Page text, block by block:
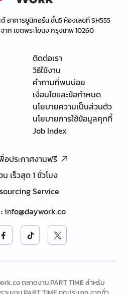
ต์ อาคารยูนิคอร์น ชั้น5 ห้องเลขที่ SH555
ก เขตพระโขนง กรุงเทพ 10260
ติดต่อเรา
วิธีใช้งาน
คำถามที่พบบ่อย
เงื่อนไขและข้อกำหนด
นโยบายความเป็นส่วนตัว
นโยบายการใช้ข้อมูลคุกกี้
Job Index
อประกาศงานฟรี
เร็วสุด 1 ชั่วโมง
Service
:info@daywork.co
ตลาดงาน PART TIME สำหรับ